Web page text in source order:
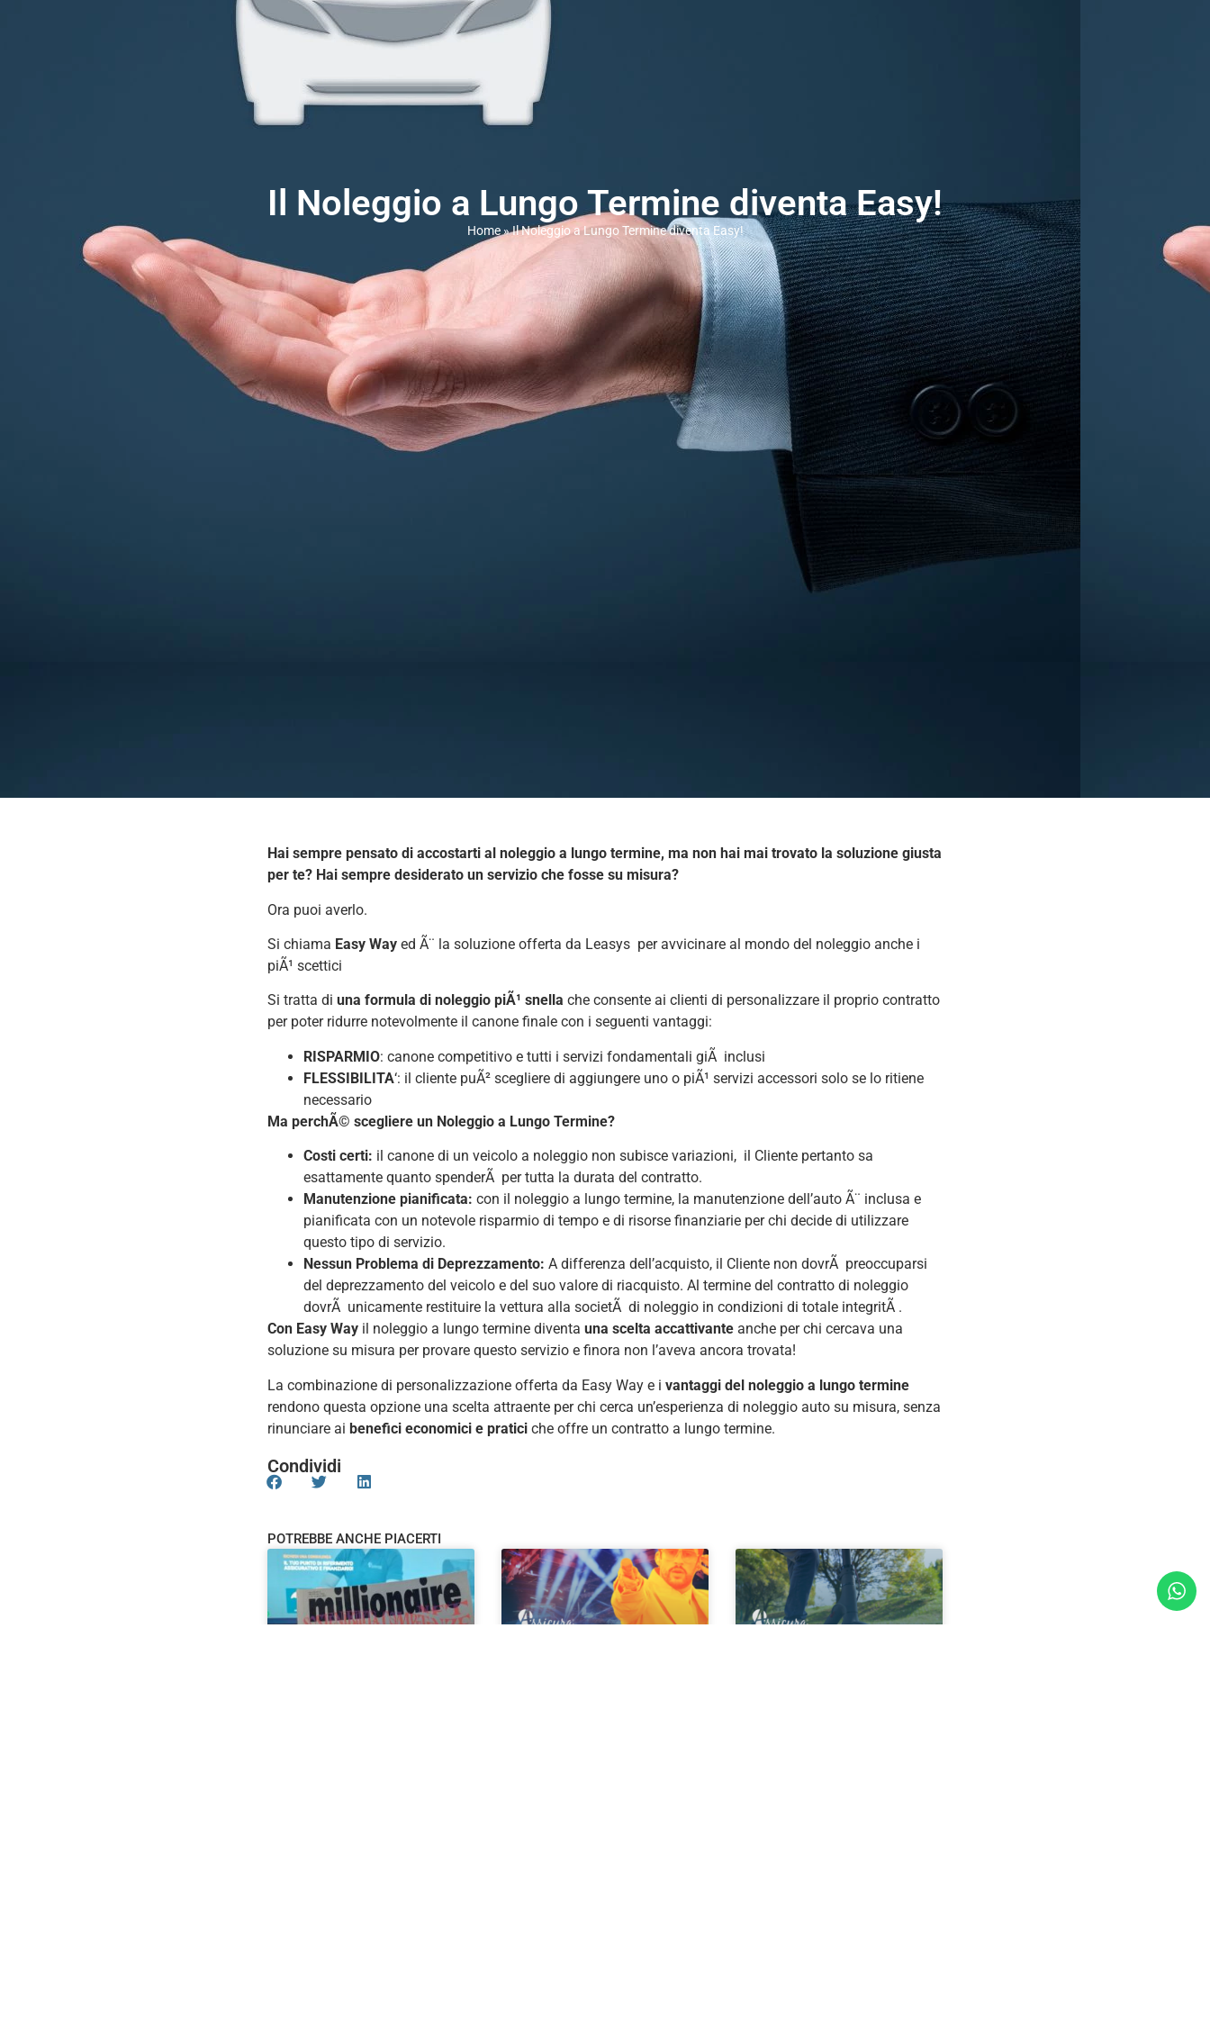
Il Noleggio a Lungo Termine diventa Easy!
Home»Il Noleggio a Lungo Termine diventa Easy!
Hai sempre pensato di accostarti al noleggio a lungo termine, ma non hai mai trovato la soluzione giusta
per te? Hai sempre desiderato un servizio che fosse su misura?
Ora puoi averlo.
Si chiama Easy Way ed Ã¨ la soluzione offerta da Leasys per avvicinare al mondo del noleggio anche i
piÃ¹ scettici
Si tratta di una formula di noleggio piÃ¹ snella che consente ai clienti di personalizzare il proprio contratto
per poter ridurre notevolmente il canone finale con i seguenti vantaggi:
RISPARMIO: canone competitivo e tutti i servizi fondamentali giÃ inclusi
FLESSIBILITA‘: il cliente puÃ² scegliere di aggiungere uno o piÃ¹ servizi accessori solo se lo ritiene
necessario
Ma perchÃ© scegliere un Noleggio a Lungo Termine?
Costi certi: il canone di un veicolo a noleggio non subisce variazioni, il Cliente pertanto sa
esattamente quanto spenderÃ per tutta la durata del contratto.
Manutenzione pianificata: con il noleggio a lungo termine, la manutenzione dell’auto Ã¨ inclusa e
pianificata con un notevole risparmio di tempo e di risorse finanziarie per chi decide di utilizzare
questo tipo di servizio.
Nessun Problema di Deprezzamento: A differenza dell’acquisto, il Cliente non dovrÃ preoccuparsi
del deprezzamento del veicolo e del suo valore di riacquisto. Al termine del contratto di noleggio
dovrÃ unicamente restituire la vettura alla societÃ di noleggio in condizioni di totale integritÃ .
Con Easy Way il noleggio a lungo termine diventa una scelta accattivante anche per chi cercava una
soluzione su misura per provare questo servizio e finora non l’aveva ancora trovata!
La combinazione di personalizzazione offerta da Easy Way e i vantaggi del noleggio a lungo termine
rendono questa opzione una scelta attraente per chi cerca un’esperienza di noleggio auto su misura, senza
rinunciare ai benefici economici e pratici che offre un contratto a lungo termine.
Condividi
POTREBBE ANCHE PIACERTI